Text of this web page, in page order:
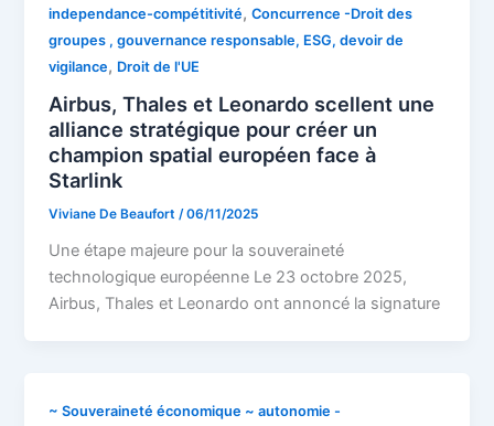
independance-compétitivité,Concurrence -Droit des
groupes , gouvernance responsable, ESG, devoir de
vigilance, Droit de l'UE
Airbus, Thales et Leonardo scellent une
alliance stratégique pour créer un
champion spatial européen face à
Starlink
Viviane De Beaufort/06/11/2025
Une étape majeure pour la souveraineté
technologique européenne Le 23 octobre 2025,
Airbus, Thales et Leonardo ont annoncé la signature
~ Souveraineté économique ~ autonomie -